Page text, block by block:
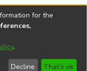
2026
Send
for the
.
Decline That's ok